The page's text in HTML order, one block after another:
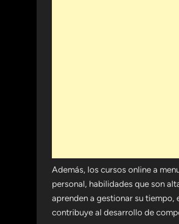
Además, los cursos online a
personal, habilidades que son
aprenden a gestionar su
contribuye al desarrollo de